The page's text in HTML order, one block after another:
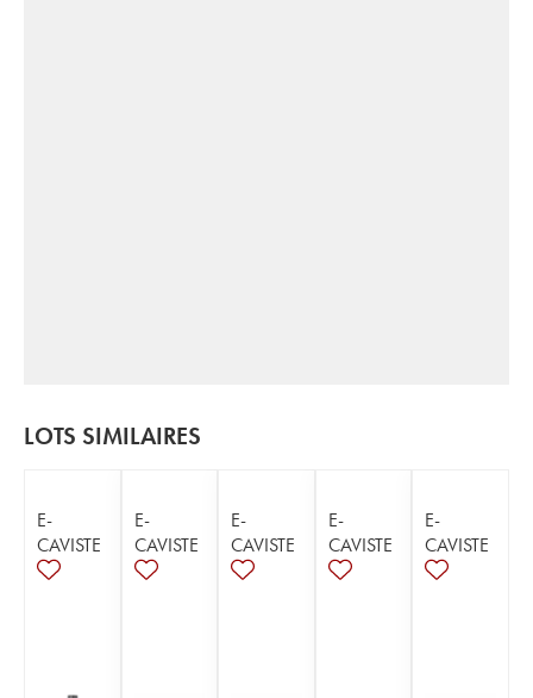
LOTS SIMILAIRES
E-
CAVISTE
E-
CAVISTE
E-
CAVISTE
E-
CAVISTE
E-
CAVISTE